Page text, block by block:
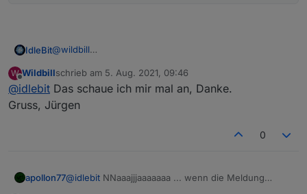
IdleBit@wildbill
true oder false mit übergeben.
Gruß
Dennis
W
Offline
Wildbillschrieb am 5. Aug. 2021, 09:46
zuletzt editiert von
@idlebit Das schaue ich mir mal an, Danke.
Gruss, Jürgen
0
apollon77@idlebit NNaaajjjaaaaaaa ... wenn die Meldung